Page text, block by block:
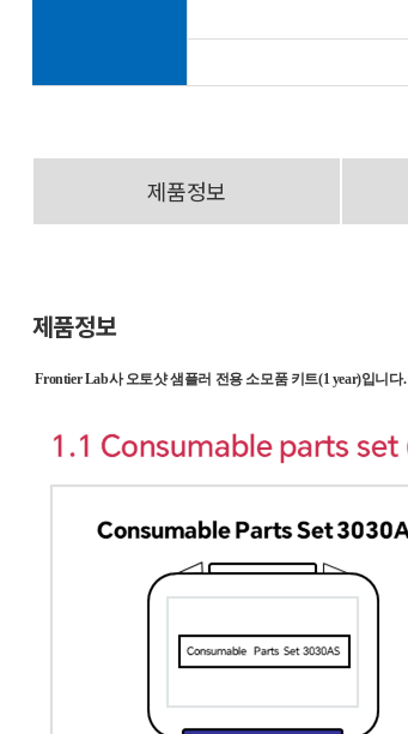
제품정보
제품정보
Frontier Lab사 오토샷 샘플러 전용 소모품 키트(1 year)입니다.